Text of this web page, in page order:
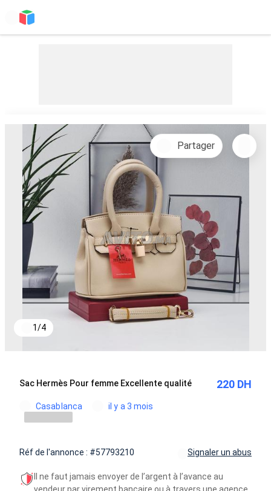
1/4
Partager
Sac Hermès Pour femme Excellente qualité 220 DH
Casablanca il y a 3 mois
Réf de l'annonce : #57793210 Signaler un abus
Il ne faut jamais envoyer de l’argent à l’avance au